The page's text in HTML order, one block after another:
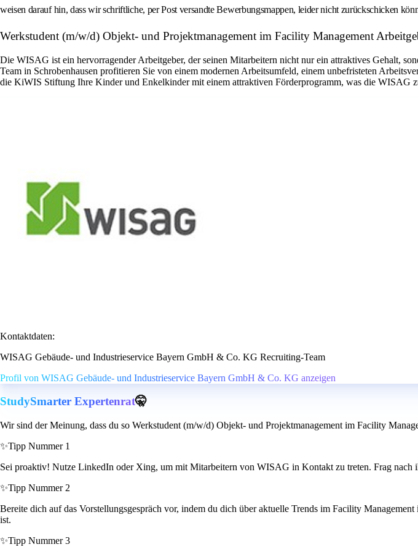
weisen darauf hin, dass wir schriftliche, per Post versandte Bewerbungsmappen, leider nicht zurückschicken
Werkstudent (m/w/d) Objekt- und Projektmanagement im Facility Management
Die WISAG ist ein hervorragender Arbeitgeber, der seinen Mitarbeitern nicht nur ein attraktives Gehalt,
Team in Schrobenhausen profitieren Sie von einem modernen Arbeitsumfeld, einem unbefristeten
die KiWIS Stiftung Ihre Kinder und Enkelkinder mit einem attraktiven Förderprogramm, was die WISAG
Kontaktdaten:
WISAG Gebäude- und Industrieservice Bayern GmbH & Co. KG Recruiting-Team
Profil von WISAG Gebäude- und Industrieservice Bayern GmbH & Co. KG anzeigen
StudySmarter Expertenrat🤫
Wir sind der Meinung, dass du so Werkstudent (m/w/d) Objekt- und Projektmanagement im Facility
✨Tipp Nummer 1
Sei proaktiv! Nutze LinkedIn oder Xing, um mit Mitarbeitern von WISAG in Kontakt zu treten. Frag nach
✨Tipp Nummer 2
Bereite dich auf das Vorstellungsgespräch vor, indem du dich über aktuelle Trends im Facility
ist.
✨Tipp Nummer 3